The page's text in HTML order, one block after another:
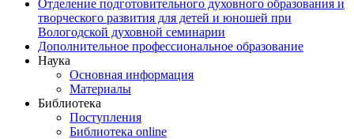
Отделение подготовительного духовного образования и
творческого развития для детей и юношей при
Вологодской духовной семинарии
Дополнительное профессиональное образование
Наука
Основная информация
Материалы
Библиотека
Поступления
Библиотека online